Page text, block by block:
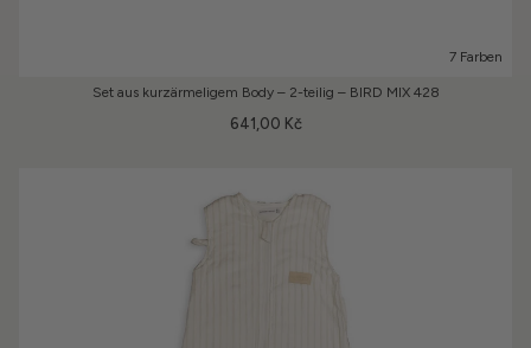
7 Farben
Set aus kurzärmeligem Body – 2-teilig – BIRD MIX 428
641,00 Kč